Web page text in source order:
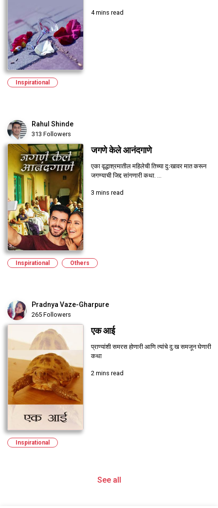
4 mins read
Inspirational
Rahul Shinde
313 Followers
जगणे केले आनंदगाणे
एका वृद्धाश्रमातील महिलेची तिच्या दुःखावर मात करून
जगण्याची जिद्द सांगणारी कथा. ...
3 mins read
Inspirational Others
Pradnya Vaze-Gharpure
265 Followers
एक आई
प्राण्यांशी समरस होणारी आणि त्यांचे दु:ख समजून घेणारी
कथा
2 mins read
Inspirational
See all